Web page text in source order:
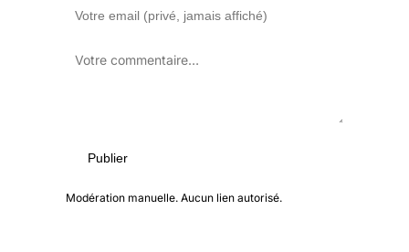
Publier
Modération manuelle. Aucun lien autorisé.